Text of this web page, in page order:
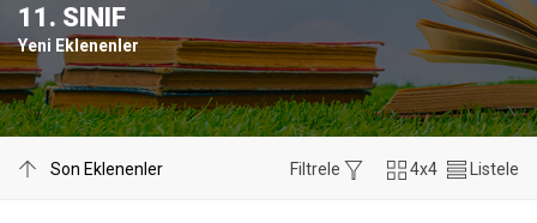
11. SINIF
Yeni Eklenenler
4x4 Listele
Filtrele